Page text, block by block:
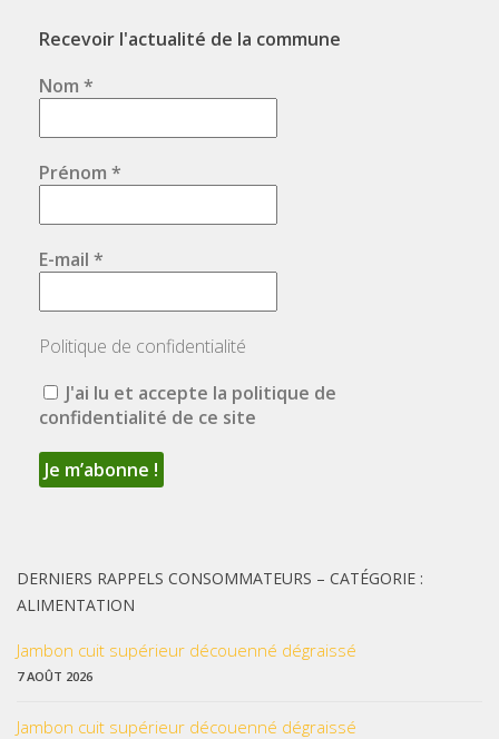
Recevoir l'actualité de la commune
Nom *
Prénom *
E-mail *
Politique de confidentialité
J'ai lu et accepte la politique de
confidentialité de ce site
DERNIERS RAPPELS CONSOMMATEURS – CATÉGORIE :
ALIMENTATION
Jambon cuit supérieur découenné dégraissé
7 AOÛT 2026
Jambon cuit supérieur découenné dégraissé